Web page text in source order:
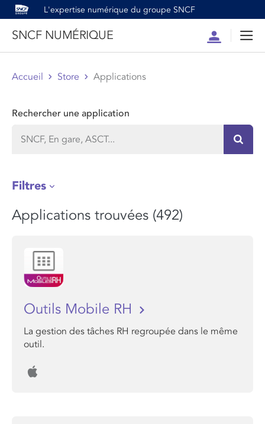
L'expertise numérique du groupe SNCF
SNCF NUMÉRIQUE
Compte
Accueil Store Applications
Rechercher une application
Filtres
Applications trouvées (492)
Outils Mobile RH
La gestion des tâches RH regroupée dans le même
outil.